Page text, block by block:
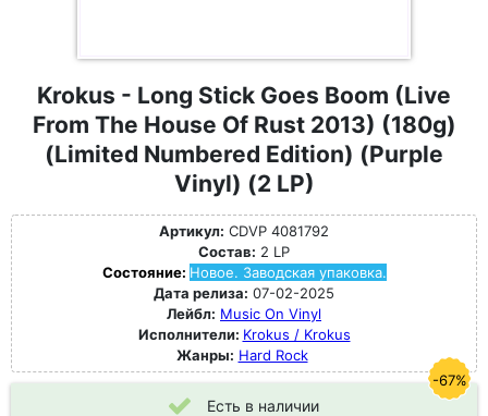
Krokus - Long Stick Goes Boom (Live
From The House Of Rust 2013) (180g)
(Limited Numbered Edition) (Purple
Vinyl) (2 LP)
Артикул: CDVP 4081792
Состав: 2 LP
Состояние: Новое. Заводская упаковка.
Дата релиза: 07-02-2025
Лейбл: Music On Vinyl
Исполнители: Krokus / Krokus
Жанры: Hard Rock
Есть в наличии
-67%